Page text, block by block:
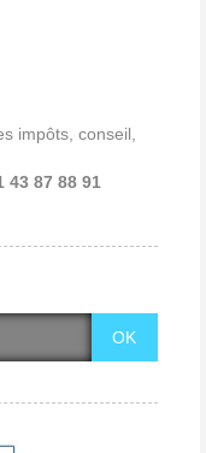
impôts, conseil,
43 87 88 91